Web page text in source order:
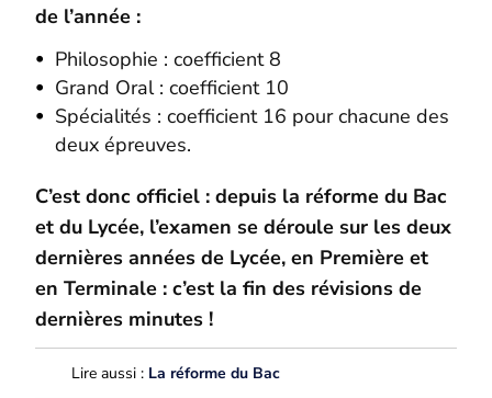
de l’année :
Philosophie : coefficient 8
Grand Oral : coefficient 10
Spécialités : coefficient 16 pour chacune des
deux épreuves.
C’est donc officiel : depuis la réforme du Bac
et du Lycée, l’examen se déroule sur les deux
dernières années de Lycée, en Première et
en Terminale : c’est la fin des révisions de
dernières minutes !
Lire aussi : La réforme du Bac